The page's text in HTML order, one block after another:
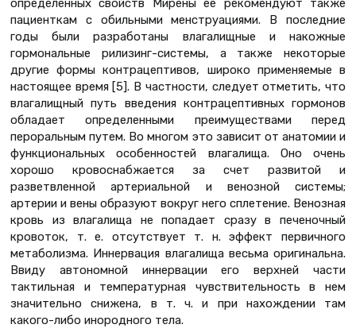
определенных свойств Мирены ее рекомендуют также
пациенткам с обильными менструациями. В последние
годы были разработаны влагалищные и накожные
гормональные рилизинг-системы, а также некоторые
другие формы контрацептивов, широко применяемые в
настоящее время [5]. В частности, следует отметить, что
влагалищный путь введения контрацептивных гормонов
обладает определенными преимуществами перед
пероральным путем. Во многом это зависит от анатомии и
функциональных особенностей влагалища. Оно очень
хорошо кровоснабжается за счет развитой и
разветвленной артериальной и венозной системы;
артерии и вены образуют вокруг него сплетение. Венозная
кровь из влагалища не попадает сразу в печеночный
кровоток, т. е. отсутствует т. н. эффект первичного
метаболизма. Иннервация влагалища весьма оригинальна.
Ввиду автономной иннервации его верхней части
тактильная и температурная чувствительность в нем
значительно снижена, в т. ч. и при нахождении там
какого-либо инородного тела.